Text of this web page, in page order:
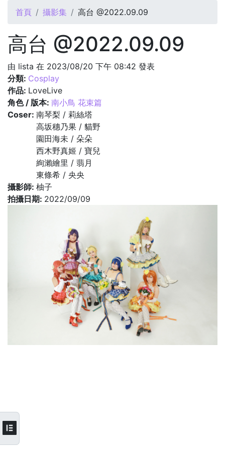
您在這裡
首頁 攝影集 高台 @2022.09.09
高台 @2022.09.09
由 lista 在 2023/08/20 下午 08:42 發表
分類: Cosplay
作品: LoveLive
角色 / 版本: 南小鳥 花束篇
Coser: 南琴梨 / 莉絲塔
高坂穗乃果 / 貓野
園田海未 / 朵朵
西木野真姬 / 寶兒
絢瀨繪里 / 翡月
東條希 / 央央
攝影師: 柚子
拍攝日期: 2022/09/09